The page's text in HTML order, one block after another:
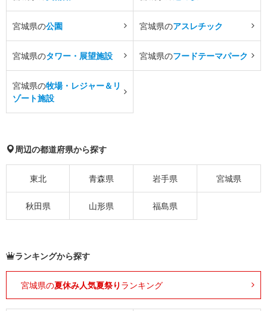
宮城県の公園 宮城県のアスレチック
宮城県のタワー・展望施設 宮城県のフードテーマパーク
宮城県の牧場・レジャー＆リ
ゾート施設
周辺の都道府県から探す
東北 青森県 岩手県 宮城県
秋田県 山形県 福島県
ランキングから探す
宮城県の夏休み人気夏祭り ランキング